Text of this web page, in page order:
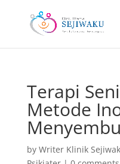
Terapi
Metode
by Writer Klinik